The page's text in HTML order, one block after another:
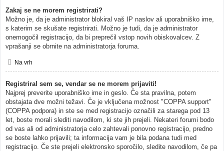
Zakaj se ne morem registrirati?
Možno je, da je administrator blokiral vaš IP naslov ali uporabniško ime,
s katerim se skušate registrirati. Možno je tudi, da je administrator
onemogočil registracijo, da bi preprečil vstop novih obiskovalcev. Z
vprašanji se obrnite na administratorja foruma.
Na vrh
Registriral sem se, vendar se ne morem prijaviti!
Najprej preverite uporabniško ime in geslo. Če sta pravilna, potem
obstajata dve možni težavi. Če je vključena možnost "COPPA support"
(COPPA podpora) in ste se med registracijo označili za starega pod 13
let, boste morali slediti navodilom, ki ste jih prejeli. Nekateri forumi bodo
od vas ali od administratorja celo zahtevali ponovno registracijo, predno
se boste lahko prijavili; ta informacija vam je bila podana tudi med
registracijo. Če ste prejeli elektronsko sporočilo, sledite navodilom, če pa